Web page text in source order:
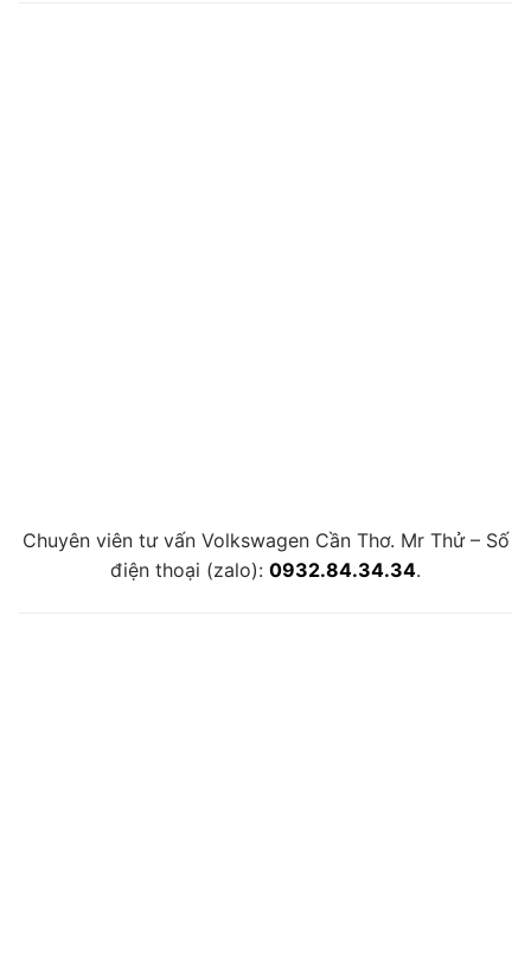
Chuyên viên tư vấn Volkswagen Cần Thơ. Mr Thử – Số
điện thoại (zalo): 0932.84.34.34.